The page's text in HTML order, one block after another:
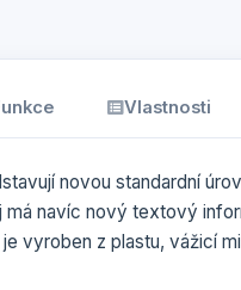
Vlastnosti
novou standardní
navíc nový textový
vyroben z plastu, vážicí